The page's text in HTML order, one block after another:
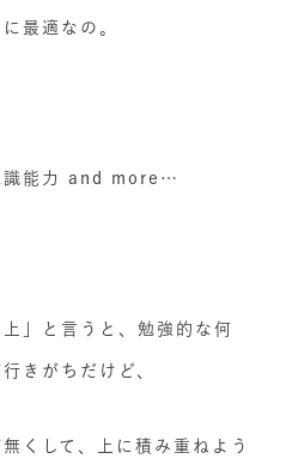
最適なの。
識能力 and more…
」と言うと、勉強的な何
きがちだけど、
くして、上に積み重ねよう